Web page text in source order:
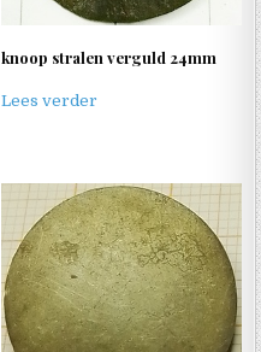
knoop stralen verguld 24mm
Lees verder